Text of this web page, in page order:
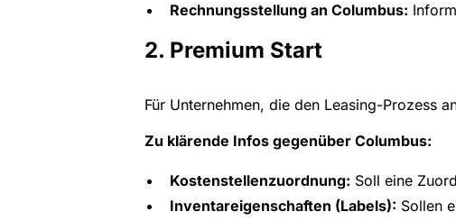
Rechnungsstellung an Columbus:
2. Premium Start
Für Unternehmen, die den Leasing-Prozess
Zu klärende Infos gegenüber Columbus:
Kostenstellenzuordnung: Soll eine
Inventareigenschaften (Labels): Sollen